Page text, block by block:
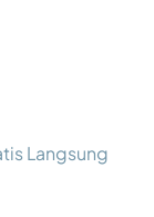
Langsung